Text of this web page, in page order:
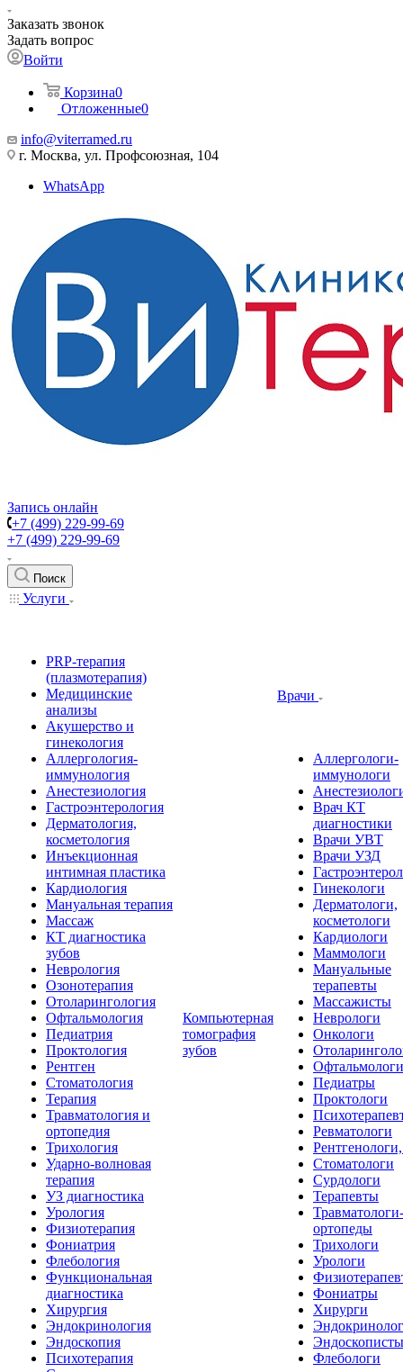
Заказать звонок
Задать вопрос
Войти
Корзина0
Отложенные0
info@viterramed.ru
г. Москва, ул. Профсоюзная, 104
WhatsApp
Запись онлайн
+7 (499) 229-99-69
+7 (499) 229-99-69
Поиск
Услуги
PRP-терапия
(плазмотерапия)
Медицинские
анализы
Акушерство и
гинекология
Аллергология-
иммунология
Анестезиология
Гастроэнтерология
Дерматология,
косметология
Инъекционная
интимная пластика
Кардиология
Мануальная терапия
Массаж
КТ диагностика
зубов
Неврология
Озонотерапия
Отоларингология
Офтальмология
Педиатрия
Проктология
Рентген
Стоматология
Терапия
Травматология и
ортопедия
Трихология
Ударно-волновая
терапия
УЗ диагностика
Урология
Физиотерапия
Фониатрия
Флебология
Функциональная
диагностика
Хирургия
Эндокринология
Эндоскопия
Психотерапия
Компьютерная
томография
зубов
Врачи
Аллергологи-
иммунологи
Врач КТ
диагностики
Врачи УВТ
Врачи УЗД
Гинекологи
Дерматологи,
косметологи
Кардиологи
Маммологи
Мануальные
терапевты
Массажисты
Неврологи
Онкологи
Офтальмологи
Педиатры
Проктологи
Ревматологи
Стоматологи
Сурдологи
Терапевты
Травматологи-
ортопеды
Трихологи
Урологи
Фониатры
Хирурги
Эндоскописты
Флебологи